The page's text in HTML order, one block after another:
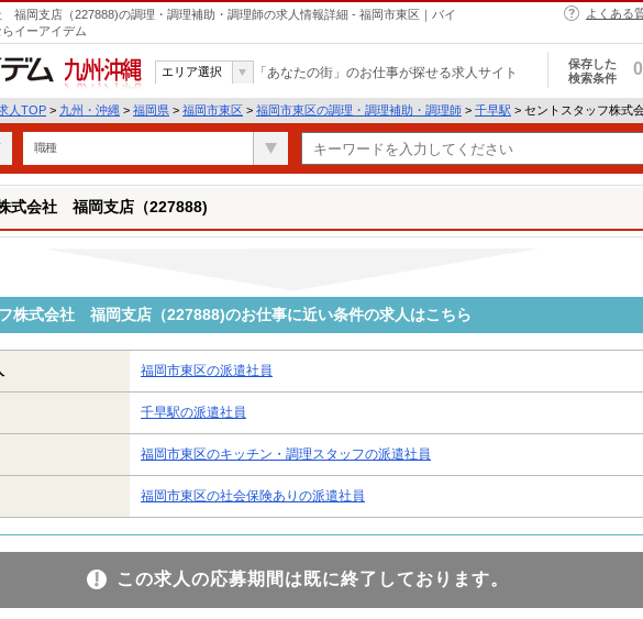
福岡支店（227888)の調理・調理補助・調理師の求人情報詳細 - 福岡市東区｜バイ
イーアイデム
よくある
九州・沖縄
エリア選択 「あなたの街」のお仕事が探せる求人サイト
保存した
検索条件
0
人TOP > 九州・沖縄 > 福岡県 > 福岡市東区 > 福岡市東区の調理・調理補助・調理師 > 千早駅 > セントスタッフ株式
職種
式会社 福岡支店（227888)
株式会社 福岡支店（227888)のお仕事に近い条件の求人はこちら
福岡市東区の派遣社員
千早駅の派遣社員
福岡市東区のキッチン・調理スタッフの派遣社員
福岡市東区の社会保険ありの派遣社員
この求人の応募期間は既に終了しております。